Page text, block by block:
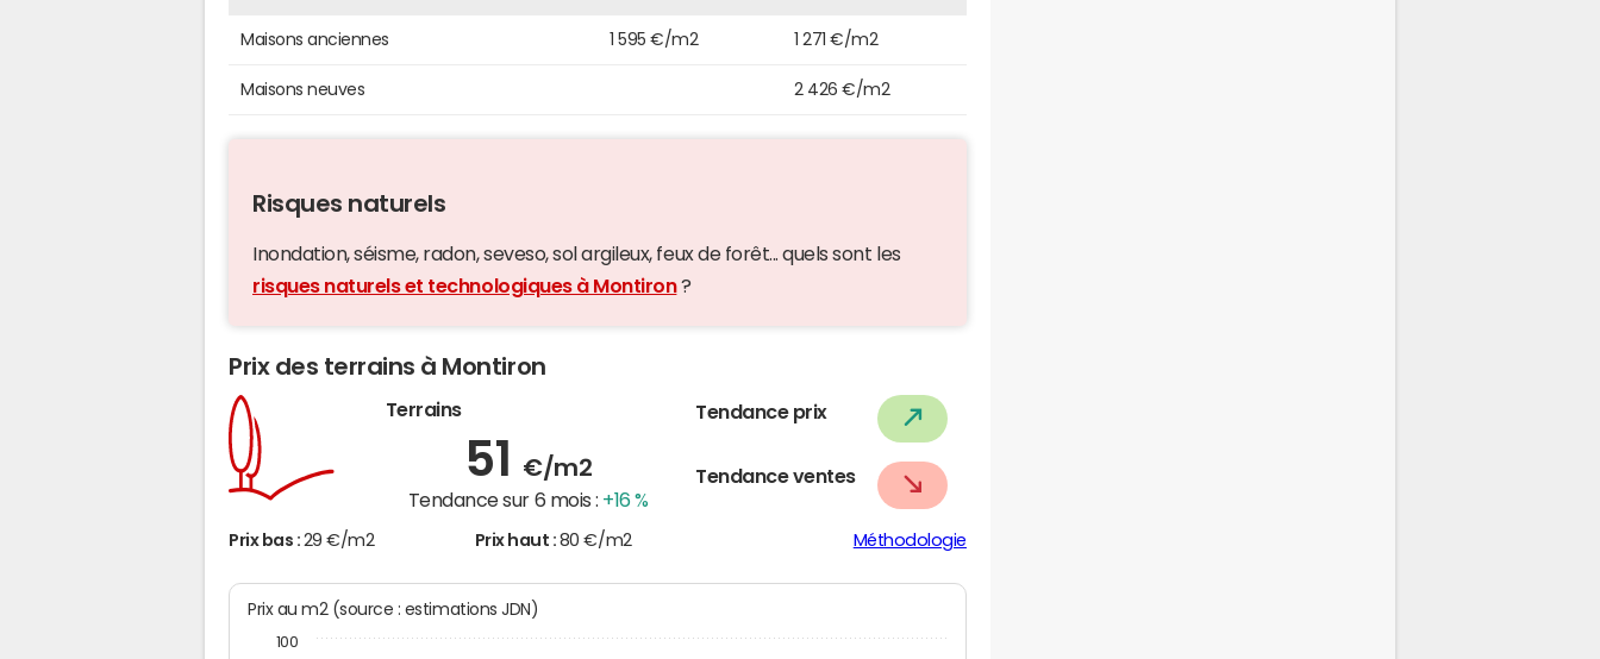
Maisons anciennes 1 595 €/m2 1 271 €/m2
Maisons neuves 2 426 €/m2
Risques naturels
Inondation, séisme, radon, seveso, sol argileux, feux de forêt... quels sont les
risques naturels et technologiques à Montiron?
Prix des terrains à Montiron
Terrains
51 €/m2
Tendance sur 6 mois : +16 %
Tendance prix
Tendance ventes
Prix bas : 29 €/m2 Prix haut : 80 €/m2 Méthodologie
Prix au m2 (source : estimations JDN)
100